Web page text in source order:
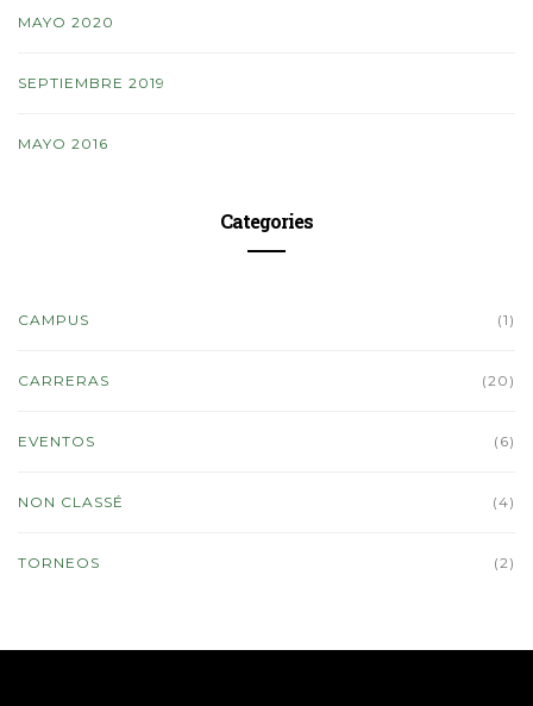
MAYO 2020
SEPTIEMBRE 2019
MAYO 2016
Categories
CAMPUS (1)
CARRERAS (20)
EVENTOS (6)
NON CLASSÉ (4)
TORNEOS (2)